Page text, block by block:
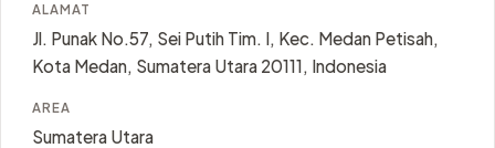
ALAMAT
Jl. Punak No.57, Sei Putih Tim. I, Kec. Medan Petisah,
Kota Medan, Sumatera Utara 20111, Indonesia
AREA
Sumatera Utara